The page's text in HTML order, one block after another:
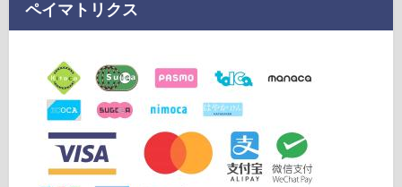
ペイマトリクス